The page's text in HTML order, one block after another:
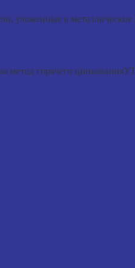
уложенные в
метод горячего